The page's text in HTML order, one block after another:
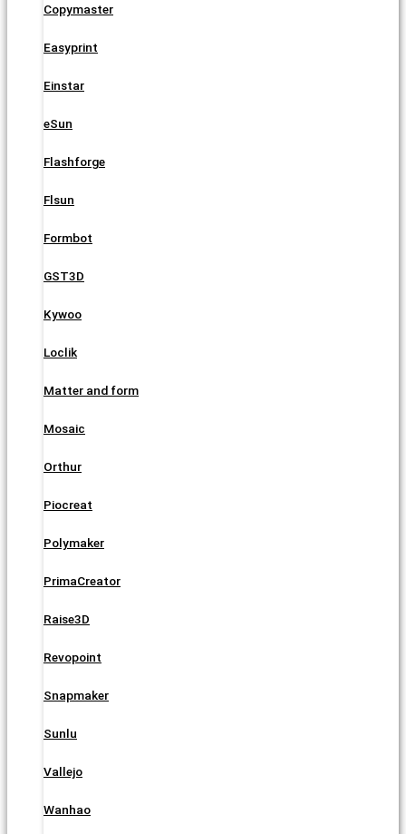
Copymaster
Easyprint
Einstar
eSun
Flashforge
Flsun
Formbot
GST3D
Kywoo
Loclik
Matter and form
Mosaic
Orthur
Piocreat
Polymaker
PrimaCreator
Raise3D
Revopoint
Snapmaker
Sunlu
Vallejo
Wanhao